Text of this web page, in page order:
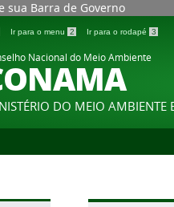
sua Barra de Governo
Ir para o menu 2 Ir para o rodapé 3
Nacional do Meio Ambiente
DO MEIO